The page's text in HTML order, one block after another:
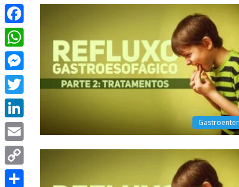
Facebook
WhatsApp
Messenger
Twitter
LinkedIn
Email
Copy